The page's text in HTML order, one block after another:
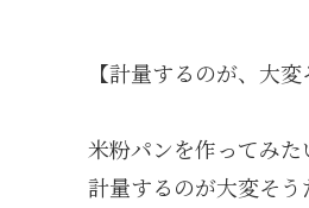
【計量するのが、大変
米粉パンを作ってみた
計量するのが大変そう